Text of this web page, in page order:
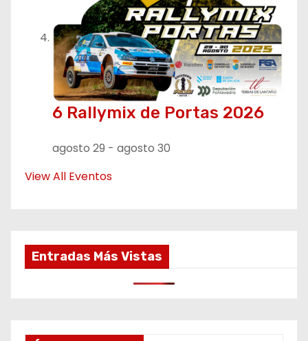
6 Rallymix de Portas 2026
agosto 29 - agosto 30
View All Eventos
Entradas Más Vistas